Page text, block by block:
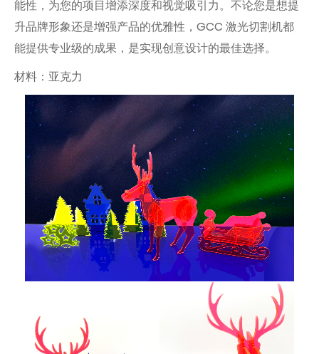
能性，为您的项目增添深度和视觉吸引力。不论您是想提
升品牌形象还是增强产品的优雅性，GCC 激光切割机都
能提供专业级的成果，是实现创意设计的最佳选择。
材料：亚克力